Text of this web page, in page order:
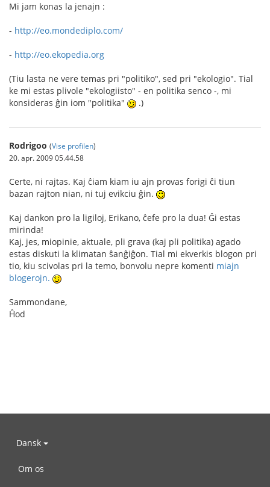
Mi jam konas la jenajn :
- http://eo.mondediplo.com/
- http://eo.ekopedia.org
(Tiu lasta ne vere temas pri "politiko", sed pri "ekologio". Tial
ke mi estas plivole "ekologiisto" - en politika senco -, mi
konsideras ĝin iom "politika"
.)
Rodrigoo (Vise profilen)
20. apr. 2009 05.44.58
Certe, ni rajtas. Kaj ĉiam kiam iu ajn provas forigi ĉi tiun
bazan rajton nian, ni tuj evikciu ĝin.
Kaj dankon pro la ligiloj, Erikano, ĉefe pro la dua! Ĝi estas
mirinda!
Kaj, jes, miopinie, aktuale, pli grava (kaj pli politika) agado
estas diskuti la klimatan ŝanĝiĝon. Tial mi ekverkis blogon pri
tio, kiu scivolas pri la temo, bonvolu nepre komenti miajn
blogerojn.
Sammondane,
Ĥod
Dansk
Om os